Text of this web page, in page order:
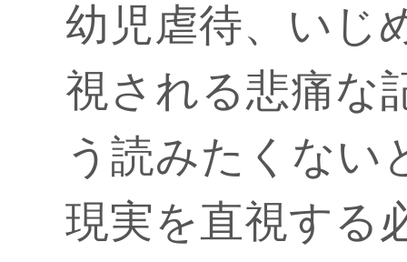
幼児虐待、いじ
視される悲痛な
う読みたくない
現実を直視する